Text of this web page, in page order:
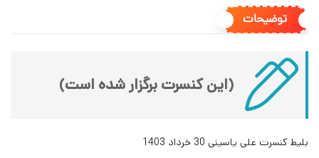
توضیحات
(این کنسرت برگزار شده است)
بلیط کنسرت علی یاسینی 30 خرداد 1403